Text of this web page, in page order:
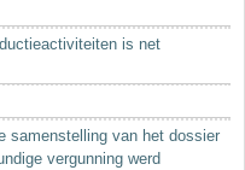
is net
samenstelling van het dossier
vergunning werd